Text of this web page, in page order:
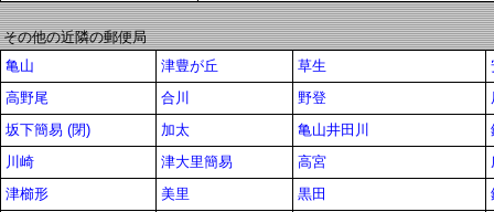
その他の近隣の郵便局
亀山
津豊が丘 草生
高野尾
合川 野登
坂下簡易 (閉)
加太 亀山井田川
川崎
津大里簡易 高宮
津櫛形
美里 黒田